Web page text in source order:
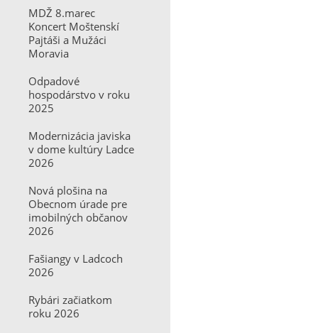
MDŽ 8.marec
Koncert Moštenskí
Pajtáši a Mužáci
Moravia
Odpadové
hospodárstvo v roku
2025
Modernizácia javiska
v dome kultúry Ladce
2026
Nová plošina na
Obecnom úrade pre
imobilných občanov
2026
Fašiangy v Ladcoch
2026
Rybári začiatkom
roku 2026